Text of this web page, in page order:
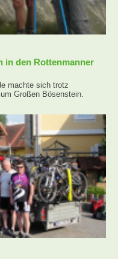
in den Rottenmanner
machte sich trotz
Großen Bösenstein.